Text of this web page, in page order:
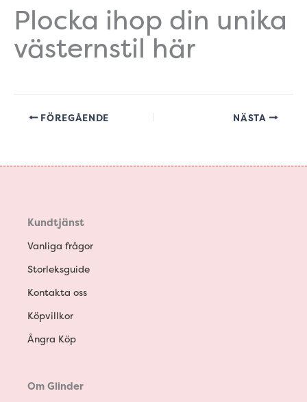
Plocka ihop din unika
västernstil här
FÖREGÅENDE NÄSTA
Kundtjänst
Vanliga frågor
Storleksguide
Kontakta oss
Köpvillkor
Ångra Köp
Om Glinder